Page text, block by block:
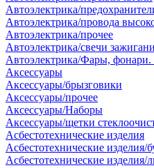
Автоэлектрика/
Автоэлектрика/провода
Автоэлектрика/прочее
Автоэлектрика/свечи
Автоэлектрика/Фары, фонари.
Аксессуары
Аксессуары/брызговики
Аксессуары/прочее
Аксессуары/Наборы
Аксессуары/щетки
Асбестотехнические изделия
Асбестотехнические изделия/
Асбестотехнические изделия/